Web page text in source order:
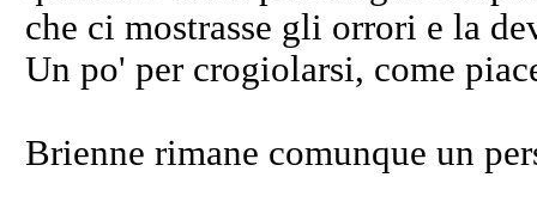
che ci mostrasse gli orrori e la
Un po' per crogiolarsi, come
Brienne rimane comunque un